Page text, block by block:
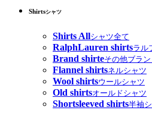
Shirtsシャツ
Shirts Allシャツ全て
RalphLauren shirtsラル
Brand shirteその他ブラ
Flannel shirtsネルシャツ
Wool shirtsウールシャツ
Old shirtsオールドシャツ
Shortsleeved shirts半袖